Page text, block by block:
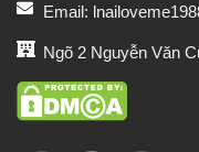
Email:
Ngõ 2 Nguyễn Văn